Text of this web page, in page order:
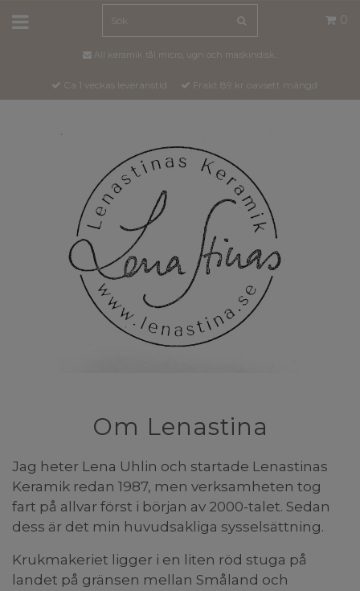
0
All keramik tål micro, ugn och maskindisk..
Ca 1 veckas leveranstid Frakt 89 kr oavsett mängd
Om Lenastina
Jag heter Lena Uhlin och startade Lenastinas
Keramik redan 1987, men verksamheten tog
fart på allvar först i början av 2000-talet. Sedan
dess är det min huvudsakliga sysselsättning.
Krukmakeriet ligger i en liten röd stuga på
landet på gränsen mellan Småland och